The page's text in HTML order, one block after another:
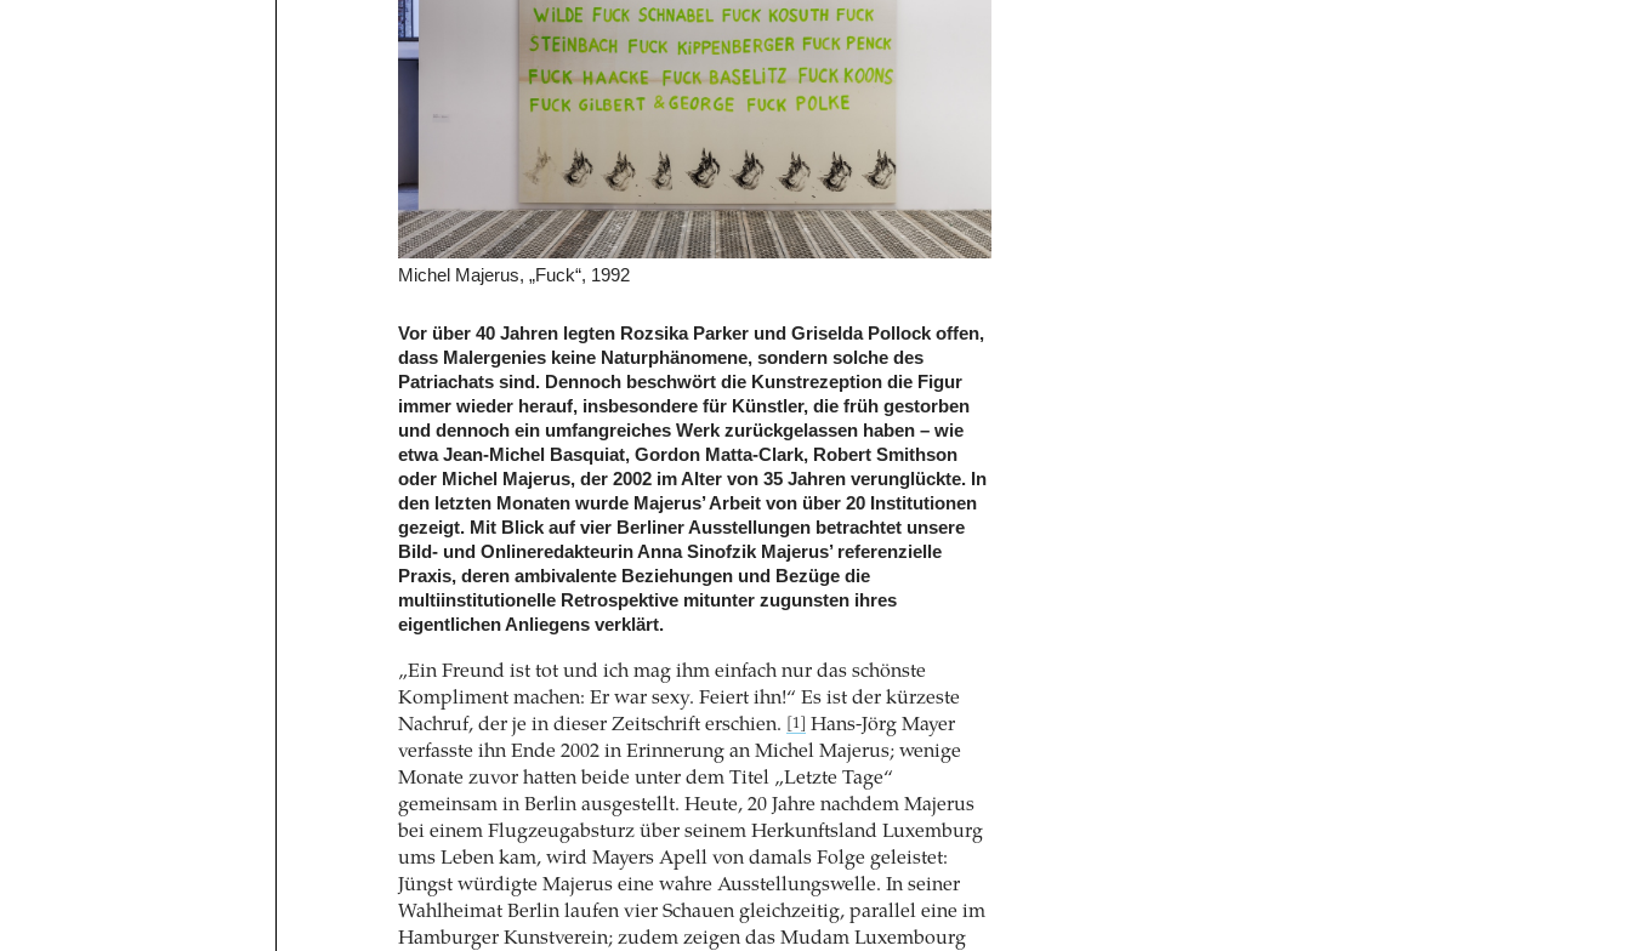
Michel Majerus, „Fuck“, 1992
Vor über 40 Jahren legten Rozsika Parker und Griselda Pollock offen,
dass Malergenies keine Naturphänomene, sondern solche des
Patriachats sind. Dennoch beschwört die Kunstrezeption die Figur
immer wieder herauf, insbesondere für Künstler, die früh gestorben
und dennoch ein umfangreiches Werk zurückgelassen haben – wie
etwa Jean-Michel Basquiat, Gordon Matta-Clark, Robert Smithson
oder Michel Majerus, der 2002 im Alter von 35 Jahren verunglückte. In
den letzten Monaten wurde Majerus’ Arbeit von über 20 Institutionen
gezeigt. Mit Blick auf vier Berliner Ausstellungen betrachtet unsere
Bild- und Onlineredakteurin Anna Sinofzik Majerus’ referenzielle
Praxis, deren ambivalente Beziehungen und Bezüge die
multiinstitutionelle Retrospektive mitunter zugunsten ihres
eigentlichen Anliegens verklärt.
„Ein Freund ist tot und ich mag ihm einfach nur das schönste
Kompliment machen: Er war sexy. Feiert ihn!“ Es ist der kürzeste
Nachruf, der je in dieser Zeitschrift erschien.
[1]
Hans-Jörg Mayer
verfasste ihn Ende 2002 in Erinnerung an Michel Majerus; wenige
Monate zuvor hatten beide unter dem Titel „Letzte Tage“
gemeinsam in Berlin ausgestellt. Heute, 20 Jahre nachdem Majerus
bei einem Flugzeugabsturz über seinem Herkunftsland Luxemburg
ums Leben kam, wird Mayers Apell von damals Folge geleistet:
Jüngst würdigte Majerus eine wahre Ausstellungswelle. In seiner
Wahlheimat Berlin laufen vier Schauen gleichzeitig, parallel eine im
Hamburger Kunstverein; zudem zeigen das Mudam Luxembourg